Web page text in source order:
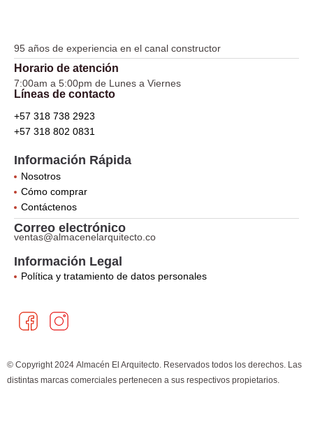
95 años de experiencia en el canal constructor
Horario de atención
7:00am a 5:00pm de Lunes a Viernes
Líneas de contacto
+57 318 738 2923
+57 318 802 0831
Información Rápida
Nosotros
Cómo comprar
Contáctenos
Correo electrónico
ventas@almacenelarquitecto.co
Información Legal
Política y tratamiento de datos personales
a
c
b
n
s
a
© Copyright 2024 Almacén El Arquitecto. Reservados todos los derechos. Las
distintas marcas comerciales pertenecen a sus respectivos propietarios.